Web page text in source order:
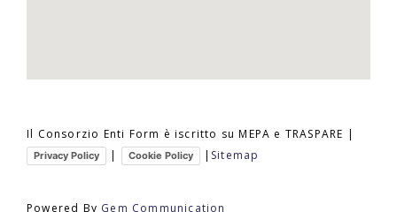
Il Consorzio Enti Form è iscritto su MEPA e TRASPARE |
Privacy Policy | Cookie Policy | Sitemap
Powered By Gem Communication